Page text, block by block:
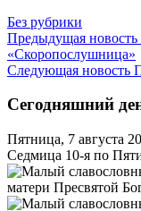
Без рубрики
Предыдущая новость
«Скоропослушница»
Следующая новость
Сегодняшний
Пятница, 7 августа
Седмица 10-я по
матери Пресвятой